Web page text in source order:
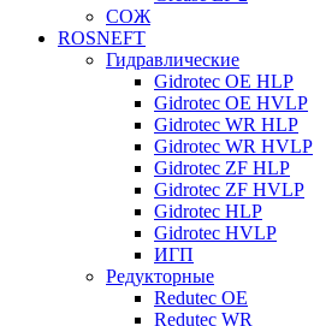
СОЖ
ROSNEFT
Гидравлические
Gidrotec OE HLP
Gidrotec OE HVLP
Gidrotec WR HLP
Gidrotec WR HVLP
Gidrotec ZF HLP
Gidrotec ZF HVLP
Gidrotec HLP
Gidrotec HVLP
ИГП
Редукторные
Redutec OE
Redutec WR